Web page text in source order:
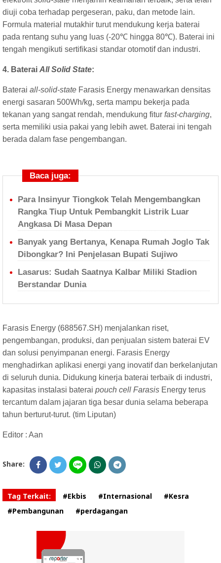
diuji coba terhadap pergeseran, paku, dan metode lain.
Formula material mutakhir turut mendukung kerja baterai
pada rentang suhu yang luas (-20℃ hingga 80℃). Baterai ini
tengah mengikuti sertifikasi standar otomotif dan industri.
4. Baterai All Solid State:
Baterai all-solid-state Farasis Energy menawarkan densitas
energi sasaran 500Wh/kg, serta mampu bekerja pada
tekanan yang sangat rendah, mendukung fitur fast-charging,
serta memiliki usia pakai yang lebih awet. Baterai ini tengah
berada dalam fase pengembangan.
Baca juga:
Para Insinyur Tiongkok Telah Mengembangkan
Rangka Tiup Untuk Pembangkit Listrik Luar
Angkasa Di Masa Depan
Banyak yang Bertanya, Kenapa Rumah Joglo Tak
Dibongkar? Ini Penjelasan Bupati Sujiwo
Lasarus: Sudah Saatnya Kalbar Miliki Stadion
Berstandar Dunia
Farasis Energy (688567.SH) menjalankan riset,
pengembangan, produksi, dan penjualan sistem baterai EV
dan solusi penyimpanan energi. Farasis Energy
menghadirkan aplikasi energi yang inovatif dan berkelanjutan
di seluruh dunia. Didukung kinerja baterai terbaik di industri,
kapasitas instalasi baterai pouch cell Farasis Energy terus
tercantum dalam jajaran tiga besar dunia selama beberapa
tahun berturut-turut. (tim Liputan)
Editor : Aan
Share:
Tag Terkait: #Ekbis #Internasional
#Kesra
#Pembangunan
#perdagangan